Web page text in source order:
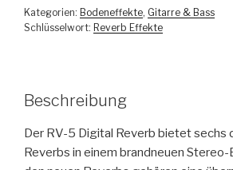
Kategorien: Bodeneffekte, Gitarre & Bass
Schlüsselwort: Reverb Effekte
Beschreibung
Der RV-5 Digital Reverb bietet sechs
Reverbs in einem brandneuen